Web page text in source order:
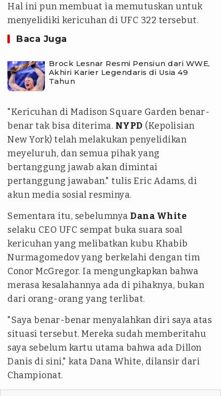
Hal ini pun membuat ia memutuskan untuk
menyelidiki kericuhan di UFC 322 tersebut.
Baca Juga
Brock Lesnar Resmi Pensiun dari WWE,
Akhiri Karier Legendaris di Usia 49
Tahun
"Kericuhan di Madison Square Garden benar-
benar tak bisa diterima. NYPD (Kepolisian
New York) telah melakukan penyelidikan
meyeluruh, dan semua pihak yang
bertanggung jawab akan dimintai
pertanggung jawaban." tulis Eric Adams, di
akun media sosial resminya.
Sementara itu, sebelumnya Dana White
selaku CEO UFC sempat buka suara soal
kericuhan yang melibatkan kubu Khabib
Nurmagomedov yang berkelahi dengan tim
Conor McGregor. Ia mengungkapkan bahwa
merasa kesalahannya ada di pihaknya, bukan
dari orang-orang yang terlibat.
"Saya benar-benar menyalahkan diri saya atas
situasi tersebut. Mereka sudah memberitahu
saya sebelum kartu utama bahwa ada Dillon
Danis di sini," kata Dana White, dilansir dari
Championat.